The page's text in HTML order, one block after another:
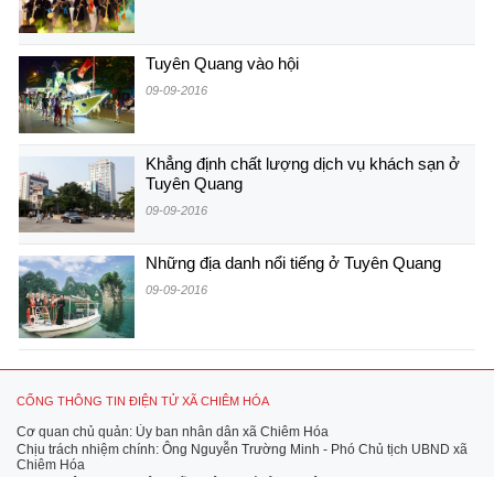
Tuyên Quang vào hội
09-09-2016
Khẳng định chất lượng dịch vụ khách sạn ở
Tuyên Quang
09-09-2016
Những địa danh nổi tiếng ở Tuyên Quang
09-09-2016
CỔNG THÔNG TIN ĐIỆN TỬ XÃ CHIÊM HÓA
Cơ quan chủ quản: Ủy ban nhân dân xã Chiêm Hóa
Chịu trách nhiệm chính: Ông Nguyễn Trường Minh - Phó Chủ tịch UBND xã
Chiêm Hóa